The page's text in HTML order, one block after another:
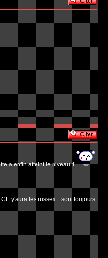
a enfin atteint le niveau 4
y'aura les russes... sont toujours